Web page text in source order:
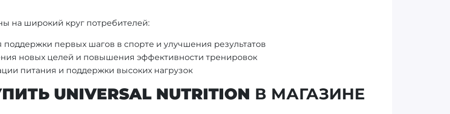
на широкий круг потребителей:
поддержки первых шагов в спорте и улучшения результатов
новых целей и повышения эффективности тренировок
питания и поддержки высоких нагрузок
UNIVERSAL NUTRITION В МАГАЗИНЕ